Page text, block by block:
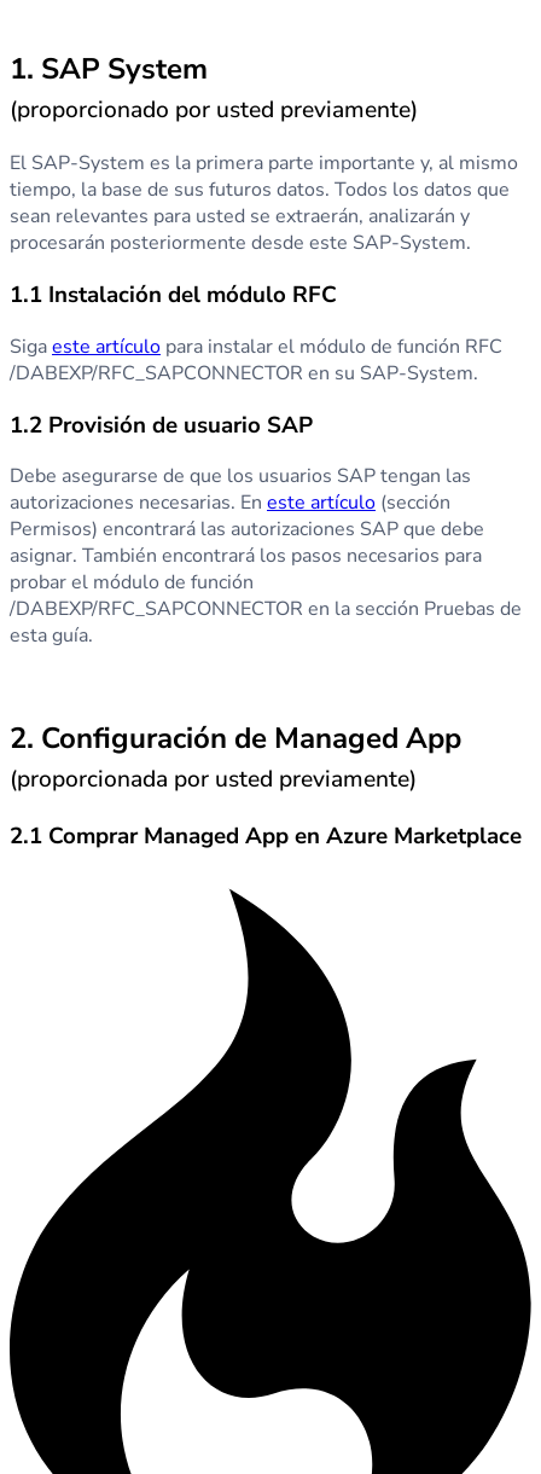
1. SAP System
(proporcionado por usted previamente)
El SAP-System es la primera parte importante y, al mismo
tiempo, la base de sus futuros datos. Todos los datos que
sean relevantes para usted se extraerán, analizarán y
procesarán posteriormente desde este SAP-System.
1.1 Instalación del módulo RFC
Sigaeste artículo para instalar el módulo de función RFC
/DABEXP/RFC_SAPCONNECTOR en su SAP-System.
1.2 Provisión de usuario SAP
Debe asegurarse de que los usuarios SAP tengan las
autorizaciones necesarias. En este artículo (sección
Permisos) encontrará las autorizaciones SAP que debe
asignar. También encontrará los pasos necesarios para
probar el módulo de función
/DABEXP/RFC_SAPCONNECTOR en la sección Pruebas de
esta guía.
2. Configuración de Managed App
(proporcionada por usted previamente)
2.1 Comprar Managed App en Azure Marketplace